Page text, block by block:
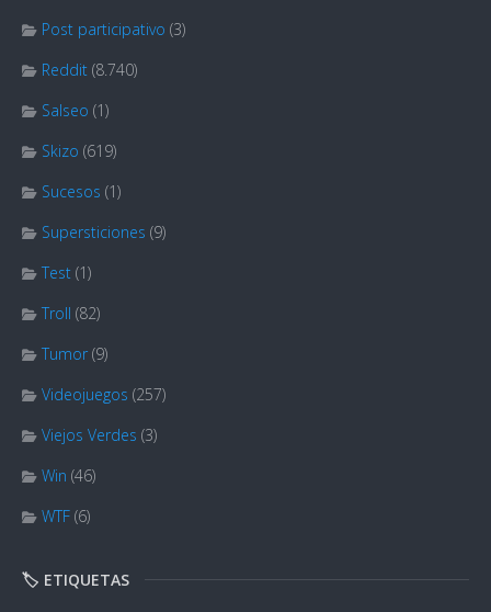
Post participativo (3)
Reddit (8.740)
Salseo (1)
Skizo (619)
Sucesos (1)
Supersticiones (9)
Test (1)
Troll (82)
Tumor (9)
Videojuegos (257)
Viejos Verdes (3)
Win (46)
WTF (6)
🏷️ ETIQUETAS